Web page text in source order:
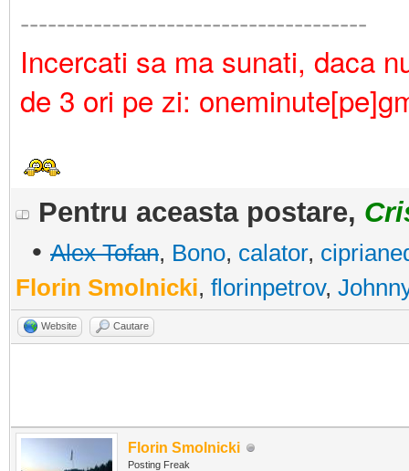
--------------------------------------
Incercati sa ma sunati, daca
de 3 ori pe zi:
Pentru aceasta postare,
• Alex Tofan, Bono, calator,
Florin Smolnicki, florinpetrov,
Website Cautare
Florin Smolnicki
Posting Freak